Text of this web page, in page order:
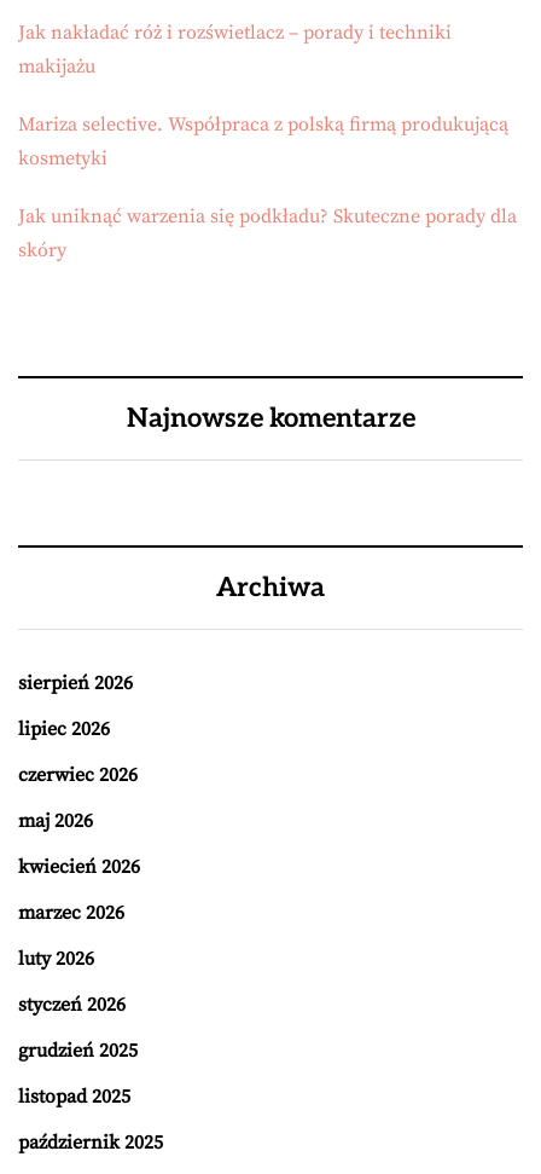
Jak nakładać róż i rozświetlacz – porady i techniki
makijażu
Mariza selective. Współpraca z polską firmą produkującą
kosmetyki
Jak uniknąć warzenia się podkładu? Skuteczne porady dla
skóry
Najnowsze komentarze
Archiwa
sierpień 2026
lipiec 2026
czerwiec 2026
maj 2026
kwiecień 2026
marzec 2026
luty 2026
styczeń 2026
grudzień 2025
listopad 2025
październik 2025